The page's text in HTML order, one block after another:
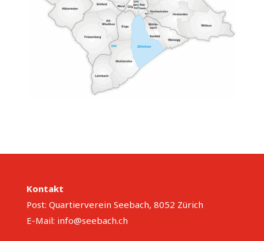
Kontakt
Post: Quartierverein Seebach, 8052 Zürich
E-Mail: info@seebach.ch